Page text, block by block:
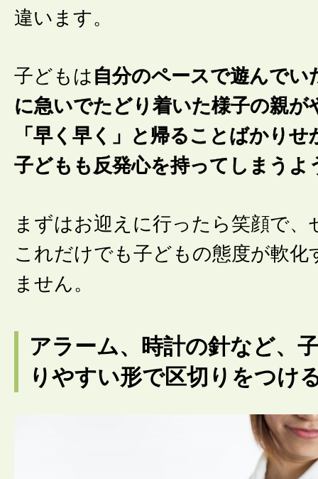
違います。
子どもは 自分のペースで遊んでい
に急いでたどり着いた様子の親が
「早く早く」と帰ることばかり
子どもも反発心を持ってしまうよ
まずはお迎えに行ったら笑顔で、
これだけでも子どもの態度が軟化
ません。
アラーム、時計の針など、
りやすい形で区切りをつけ